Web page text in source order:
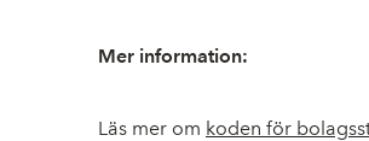
Mer information:
Läs mer om koden för